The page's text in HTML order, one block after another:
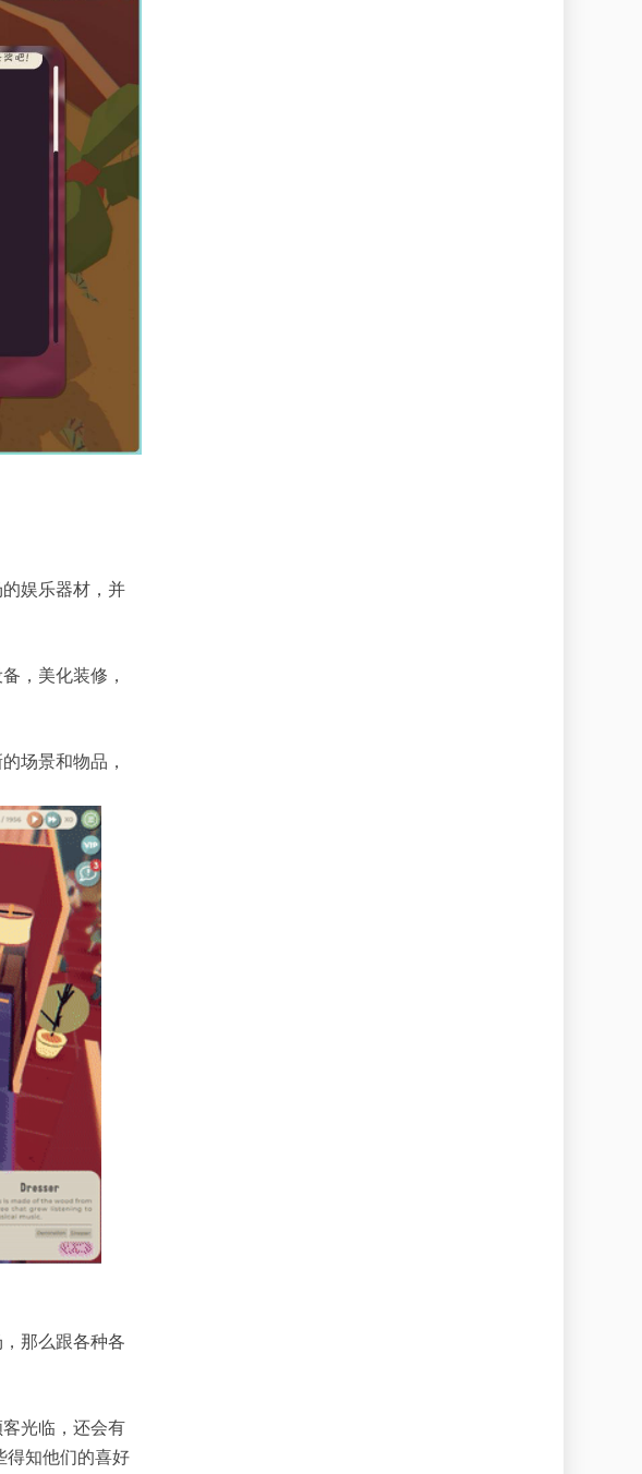
娱乐器材，并
，美化装修，
场景和物品，
那么跟各种各
光临，还会有
得知他们的喜好